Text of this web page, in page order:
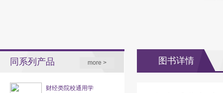
同系列产品 more >
财经类院校通用学
图书详情